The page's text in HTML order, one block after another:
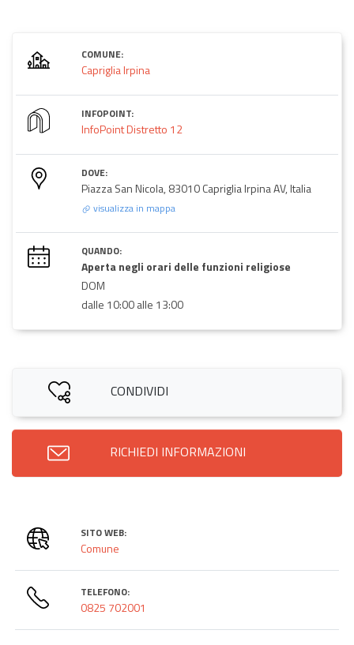
COMUNE:
Capriglia Irpina
INFOPOINT:
InfoPoint Distretto 12
DOVE:
Piazza San Nicola, 83010 Capriglia Irpina AV, Italia
visualizza in mappa
QUANDO:
Aperta negli orari delle funzioni religiose
DOM
dalle 10:00 alle 13:00
CONDIVIDI
RICHIEDI INFORMAZIONI
SITO WEB:
Comune
TELEFONO:
0825 702001